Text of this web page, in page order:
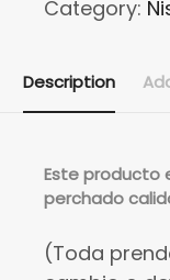
Category:
Description
Esteproducto
perchado
(Toda